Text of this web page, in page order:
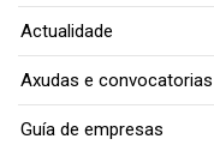
Actualidade
Axudas e convocatorias
Guía de empresas